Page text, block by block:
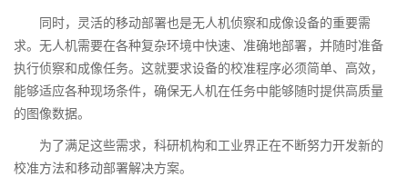
同时，灵活的移动部署也是无人机侦察和成像设备的重要需
求。无人机需要在各种复杂环境中快速、准确地部署，并随时准备
执行侦察和成像任务。这就要求设备的校准程序必须简单、高效，
能够适应各种现场条件，确保无人机在任务中能够随时提供高质量
的图像数据。
为了满足这些需求，科研机构和工业界正在不断努力开发新的
校准方法和移动部署解决方案。